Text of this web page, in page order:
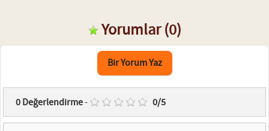
Yorumlar(0)
Bir Yorum Yaz
0Değerlendirme- 0/5